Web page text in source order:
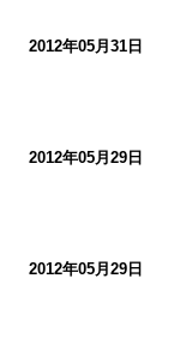
2012年05月31日
2012年05月29日
2012年05月29日